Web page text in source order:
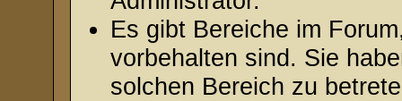
Es gibt Bereiche im
vorbehalten sind. Sie
solchen Bereich zu